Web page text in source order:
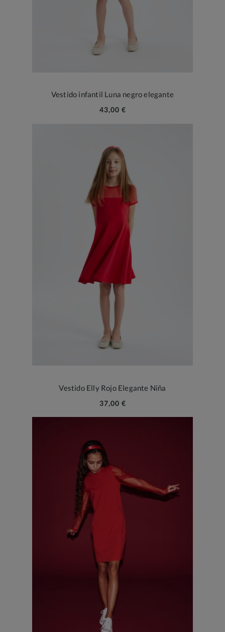
Vestido infantil Luna negro elegante
43,00 €
Vestido Elly Rojo Elegante Niña
37,00 €